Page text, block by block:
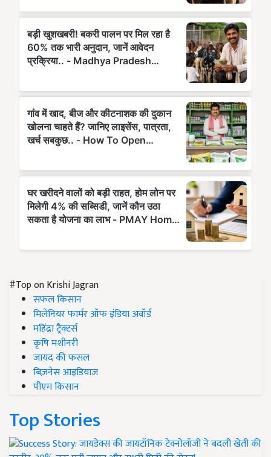
#Top on Krishi Jagran
सफल किसान
मिलेनियर फार्मर ऑफ इंडिया अवॉर्ड
महिंद्रा ट्रैक्टर्स
कृषि मशीनरी
जायद की फसल
बिज़नेस आइडियाज
पीएम किसान
Top Stories